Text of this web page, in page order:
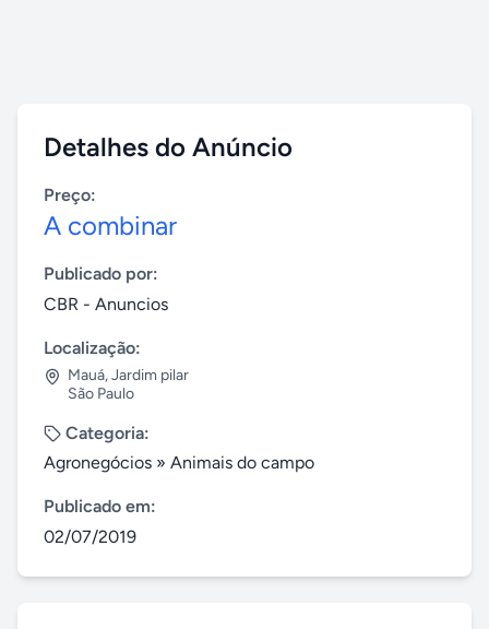
Detalhes do Anúncio
Preço:
A combinar
Publicado por:
CBR - Anuncios
Localização:
Mauá,Jardim pilar
São Paulo
Categoria:
Agronegócios » Animais do campo
Publicado em:
02/07/2019